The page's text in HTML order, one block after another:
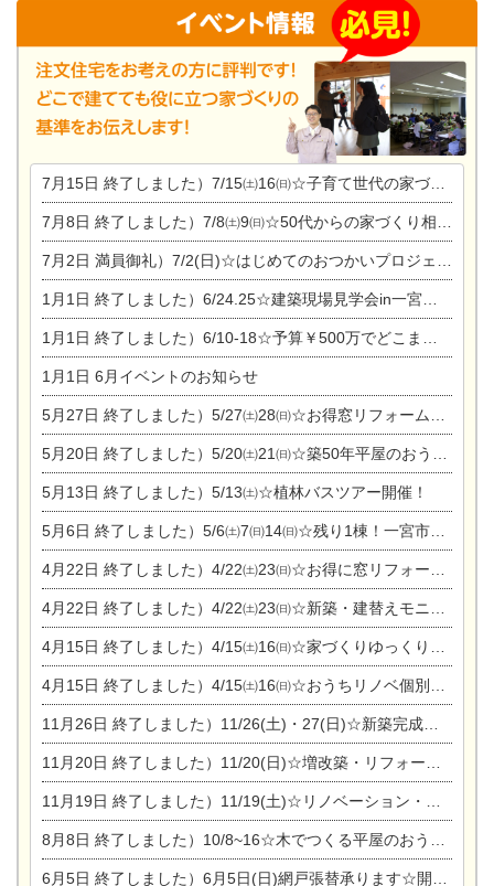
7月15日 終了しました）7/15㈯16㈰☆子育て世代の家づくり相談会
7月8日 終了しました）7/8㈯9㈰☆50代からの家づくり相談会
7月2日 満員御礼）7/2(日)☆はじめてのおつかいプロジェクト
1月1日 終了しました）6/24.25☆建築現場見学会in一宮市木曽川町
1月1日 終了しました）6/10-18☆予算￥500万でどこまでできるの？リフォーム相談会
1月1日 6月イベントのお知らせ
5月27日 終了しました）5/27㈯28㈰☆お得窓リフォーム個別相談会
5月20日 終了しました）5/20㈯21㈰☆築50年平屋のおうちリノベーション完成見学会
5月13日 終了しました）5/13㈯☆植林バスツアー開催！
5月6日 終了しました）5/6㈯7㈰14㈰☆残り1棟！一宮市限定モニター募集相談会(新築・建替え)
4月22日 終了しました）4/22㈯23㈰☆お得に窓リフォーム個別相談会
4月22日 終了しました）4/22㈯23㈰☆新築・建替えモニター募集個別相談会
4月15日 終了しました）4/15㈯16㈰☆家づくりゆっくりじっくり個別相談会
4月15日 終了しました）4/15㈯16㈰☆おうちリノベ個別相談会
11月26日 終了しました）11/26(土)・27(日)☆新築完成見学会 in一宮市あずら
11月20日 終了しました）11/20(日)☆増改築・リフォームまつり＆秋の味覚まつり＆芸術祭
11月19日 終了しました）11/19(土)☆リノベーション・家の修理まつり＆増改築・リフォームまつりin扶桑ゴルフ
8月8日 終了しました）10/8~16☆木でつくる平屋のおうちのつくり方【完全予約制】
6月5日 終了しました）6月5日(日)網戸張替承ります☆開催！